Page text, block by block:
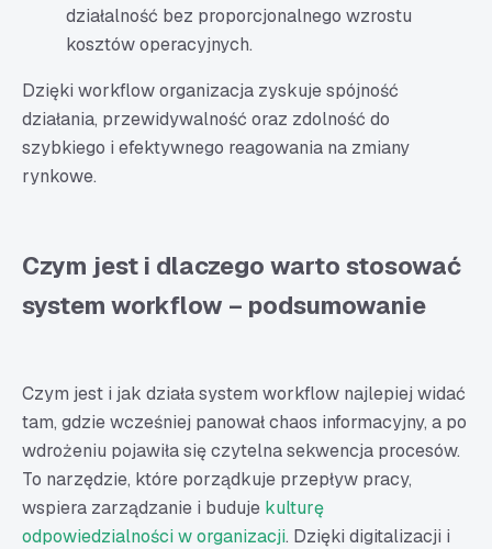
działalność bez proporcjonalnego wzrostu
kosztów operacyjnych.
Dzięki workflow organizacja zyskuje spójność
działania, przewidywalność oraz zdolność do
szybkiego i efektywnego reagowania na zmiany
rynkowe.
Czym jest i dlaczego warto stosować
system workflow – podsumowanie
Czym jest i jak działa system workflow najlepiej widać
tam, gdzie wcześniej panował chaos informacyjny, a po
wdrożeniu pojawiła się czytelna sekwencja procesów.
To narzędzie, które porządkuje przepływ pracy,
wspiera zarządzanie i buduje kulturę
odpowiedzialności w organizacji. Dzięki digitalizacji i